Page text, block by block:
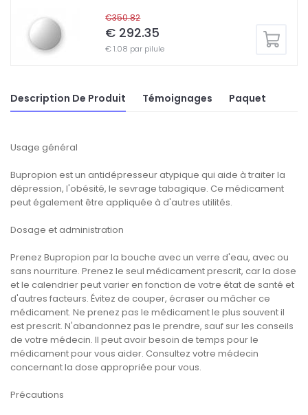
€350.82
€ 292.35
€ 1.08 par pilule
Description De Produit Témoignages Paquet
Usage général
Bupropion est un antidépresseur atypique qui aide à traiter la
dépression, l'obésité, le sevrage tabagique. Ce médicament
peut également être appliquée à d'autres utilités.
Dosage et administration
Prenez Bupropion par la bouche avec un verre d'eau, avec ou
sans nourriture. Prenez le seul médicament prescrit, car la dose
et le calendrier peut varier en fonction de votre état de santé et
d'autres facteurs. Évitez de couper, écraser ou mâcher ce
médicament. Ne prenez pas le médicament le plus souvent il
est prescrit. N'abandonnez pas le prendre, sauf sur les conseils
de votre médecin. Il peut avoir besoin de temps pour le
médicament pour vous aider. Consultez votre médecin
concernant la dose appropriée pour vous.
Précautions